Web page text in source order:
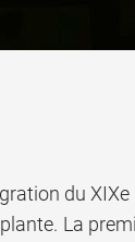
du
La